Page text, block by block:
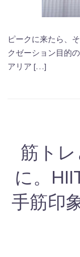
ピークに来たら、
クゼーション目的
アリア […]
筋ト
に。
手筋印